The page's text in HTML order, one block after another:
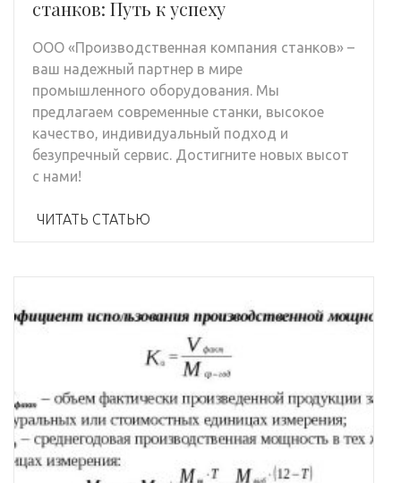
станков: Путь к успеху
ООО «Производственная компания станков» –
ваш надежный партнер в мире
промышленного оборудования. Мы
предлагаем современные станки, высокое
качество, индивидуальный подход и
безупречный сервис. Достигните новых высот
с нами!
ЧИТАТЬ СТАТЬЮ